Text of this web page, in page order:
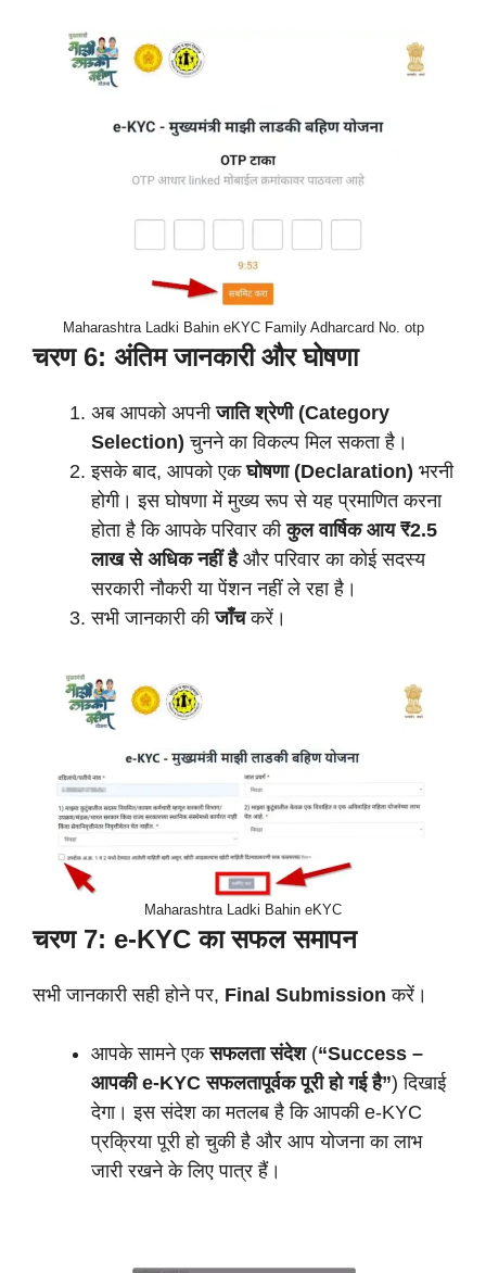
Maharashtra Ladki Bahin eKYC Family Adharcard No. otp
चरण 6: अंतिम जानकारी और घोषणा
अब आपको अपनीजाति श्रेणी (Category
Selection) चुनने का विकल्प मिल सकता है।
इसके बाद, आपको एकघोषणा (Declaration) भरनी
होगी। इस घोषणा में मुख्य रूप से यह प्रमाणित करना
होता है कि आपके परिवार कीकुल वार्षिक आय ₹2.5
लाख से अधिक नहीं हैऔर परिवार का कोई सदस्य
सरकारी नौकरी या पेंशन नहीं ले रहा है।
सभी जानकारी कीजाँचकरें।
Maharashtra Ladki Bahin eKYC
चरण 7: e-KYC का सफल समापन
सभी जानकारी सही होने पर, Final Submission करें।
आपके सामने एकसफलता संदेश(“Success –
आपकी e-KYC सफलतापूर्वक पूरी हो गई है”) दिखाई
देगा। इस संदेश का मतलब है कि आपकी e-KYC
प्रक्रिया पूरी हो चुकी है और आप योजना का लाभ
जारी रखने के लिए पात्र हैं।